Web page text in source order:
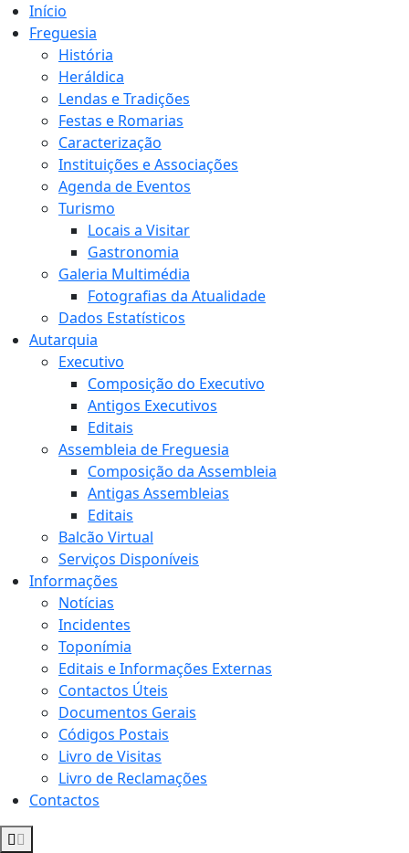
Início
Freguesia
História
Heráldica
Lendas e Tradições
Festas e Romarias
Caracterização
Instituições e Associações
Agenda de Eventos
Turismo
Locais a Visitar
Gastronomia
Galeria Multimédia
Fotografias da Atualidade
Dados Estatísticos
Autarquia
Executivo
Composição do Executivo
Antigos Executivos
Editais
Assembleia de Freguesia
Composição da Assembleia
Antigas Assembleias
Editais
Balcão Virtual
Serviços Disponíveis
Informações
Notícias
Incidentes
Toponímia
Editais e Informações Externas
Contactos Úteis
Documentos Gerais
Códigos Postais
Livro de Visitas
Livro de Reclamações
Contactos